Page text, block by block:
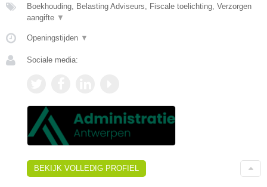
Boekhouding, Belasting Adviseurs, Fiscale toelichting, Verzorgen
aangifte ▼
Openingstijden ▼
Sociale media:
BEKIJK VOLLEDIG PROFIEL